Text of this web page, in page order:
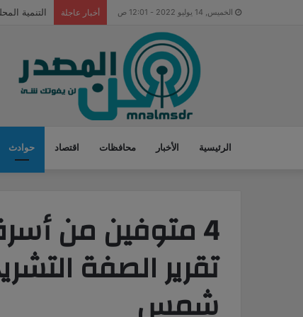
الخميس, 14 يوليو 2022 - 12:01 ص أخبار عاجلة قبل زيارة
الرئيسية الأخبار محافظات اقتصاد حوادث
4 متوفين من
تقرير الصفة
شمس